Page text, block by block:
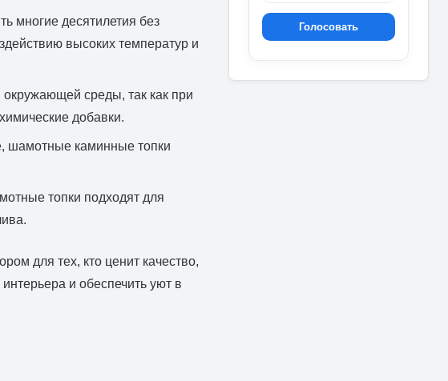
многие десятилетия без
высоких температур и
среды, так как при
добавки.
шамотные каминные топки
топки подходят для
для тех, кто ценит качество,
и обеспечить уют в
Голосовать